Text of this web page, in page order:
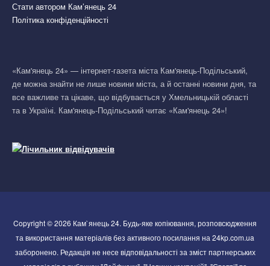
Стати автором Кам’янець 24
Політика конфіденційності
«Кам'янець 24» — інтернет-газета міста Кам'янець-Подільський,
де можна знайти не лише новини міста, а й останні новини дня, та
все важливе та цікаве, що відбувається у Хмельницькій області
та в Україні. Кам'янець-Подільський читає «Кам'янець 24»!
Copyright © 2026 Кам`янець 24. Будь-яке копіювання, розповсюдження
та використання матеріалів без активного посилання на 24kp.com.ua
заборонено. Редакція не несе відповідальності за зміст партнерських